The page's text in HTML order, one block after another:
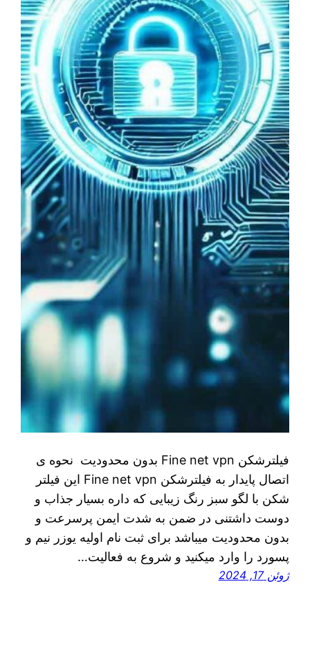
فیلترشکن Fine net vpn بدون محدودیت نحوه ی
اتصال پایدار به فیلترشکن Fine net vpn این فیلتر
شکن با لگو سبز رنگ زیبایی که داره بسیار جذاب و
دوست داشتنی در ضمن به شدت ایمن پرسرعت و
بدون محدودیت میباشد برای ثبت نام اولیه یوزر نیم و
پسورد را وارد میکنید و شروع به فعالیت…
ژوئن 17, 2024